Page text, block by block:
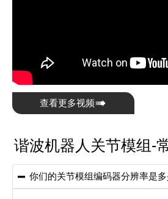
查看更多视频
谐波机器人关节模组-
 你们的关节模组编码器分辨率是多